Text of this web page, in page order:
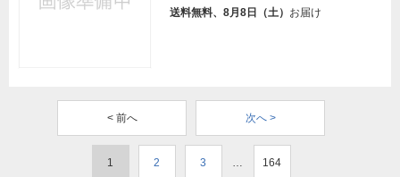
送料無料、8月8日（土） お届け
< 前へ 次へ >
1 2 3 … 164